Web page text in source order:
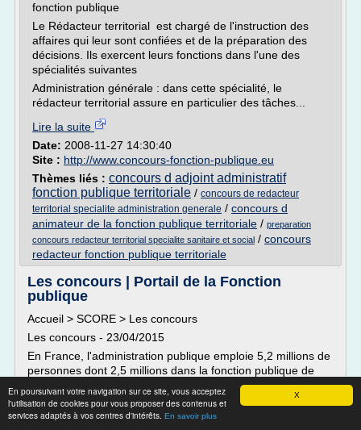
X
En poursuivant votre navigation sur ce site, vous acceptez
l'utilisation de cookies pour vous proposer des contenus et
services adaptés à vos centres d'intérêts. En savoir plus
fonction publique
Le Rédacteur territorial est chargé de l'instruction des
affaires qui leur sont confiées et de la préparation des
décisions. Ils exercent leurs fonctions dans l'une des
spécialités suivantes
Administration générale : dans cette spécialité, le
rédacteur territorial assure en particulier des tâches...
Lire la suite
Date: 2008-11-27 14:30:40
Site : http://www.concours-fonction-publique.eu
Thèmes liés : concours d adjoint administratif
fonction publique territoriale / concours de redacteur
territorial specialite administration generale / concours d
animateur de la fonction publique territoriale / preparation
concours redacteur territorial specialite sanitaire et social / concours
redacteur fonction publique territoriale
Les concours | Portail de la Fonction
publique
Accueil > SCORE > Les concours
Les concours - 23/04/2015
En France, l'administration publique emploie 5,2 millions de
personnes dont 2,5 millions dans la fonction publique de
l'État (ministères), 1,6 million dans la fonction publique
territoriale (personnel de collectivités territoriales) et environ
1 million dans la fonction publique hospitalière.